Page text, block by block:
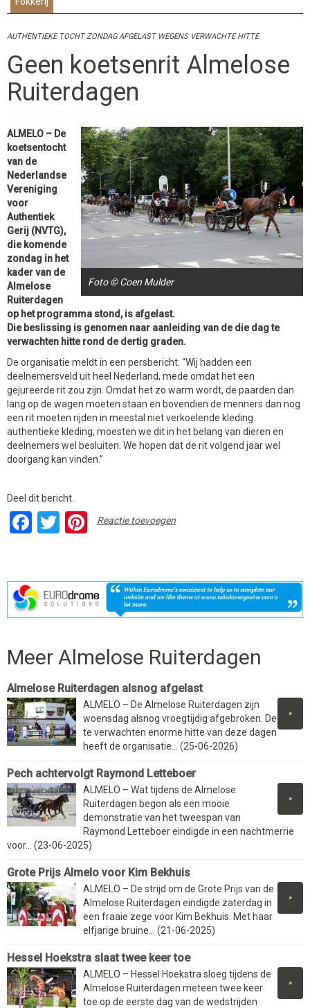
AUTHENTIEKE TOCHT ZONDAG AFGELAST WEGENS VERWACHTE HITTE
Geen koetsenrit Almelose
Ruiterdagen
Foto © Coen Mulder
ALMELO – De
koetsentocht
van de
Nederlandse
Vereniging
voor
Authentiek
Gerij (NVTG),
die komende
zondag in het
kader van de
Almelose
Ruiterdagen
op het programma stond, is afgelast.
Die beslissing is genomen naar aanleiding van de die dag te
verwachten hitte rond de dertig graden.
De organisatie meldt in een persbericht: “Wij hadden een
deelnemersveld uit heel Nederland, mede omdat het een
gejureerde rit zou zijn. Omdat het zo warm wordt, de paarden dan
lang op de wagen moeten staan en bovendien de menners dan nog
een rit moeten rijden in meestal niet verkoelende kleding
authentieke kleding, moesten we dit in het belang van dieren en
deelnemers wel besluiten. We hopen dat de rit volgend jaar wel
doorgang kan vinden.”
Deel dit bericht.
Facebook
TwitterPinterest
Reactie toevoegen
Meer Almelose Ruiterdagen
Almelose Ruiterdagen alsnog afgelast
»
ALMELO – De Almelose Ruiterdagen zijn
woensdag alsnog vroegtijdig afgebroken. De
te verwachten enorme hitte van deze dagen
heeft de organisatie... (25-06-2026)
Pech achtervolgt Raymond Letteboer
»
ALMELO – Wat tijdens de Almelose
Ruiterdagen begon als een mooie
demonstratie van het tweespan van
Raymond Letteboer eindigde in een nachtmerrie
voor... (23-06-2025)
Grote Prijs Almelo voor Kim Bekhuis
»
ALMELO – De strijd om de Grote Prijs van de
Almelose Ruiterdagen eindigde zaterdag in
een fraaie zege voor Kim Bekhuis. Met haar
elfjarige bruine... (21-06-2025)
Hessel Hoekstra slaat twee keer toe
»
ALMELO – Hessel Hoekstra sloeg tijdens de
Almelose Ruiterdagen meteen twee keer
toe op de eerste dag van de wedstrijden